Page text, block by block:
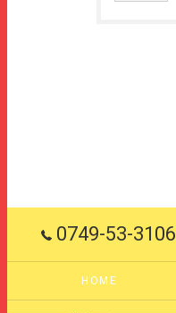
0749-53-3106
HOME